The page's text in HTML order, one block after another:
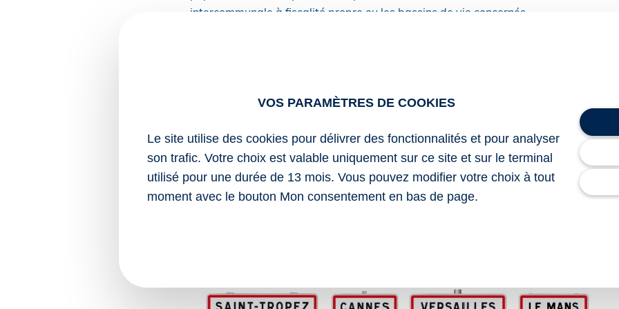
intercommunale à fiscalité propre ou les bassins de vie concernés.
Décret no 2025-628 du 9 juillet 2025 relatif aux modalités de détermination
Arrêté du 9 juillet 2025 constatant le classement de communes en zone
Zones France ruralités revitalisation « plus » : la liste des communes est dévoilée !
VOS PARAMÈTRES DE COOKIES
Le site utilise des cookies pour délivrer des fonctionnalités et pour analyser
son trafic. Votre choix est valable uniquement sur ce site et sur le terminal
utilisé pour une durée de 13 mois. Vous pouvez modifier votre choix à tout
moment avec le bouton Mon consentement en bas de page.